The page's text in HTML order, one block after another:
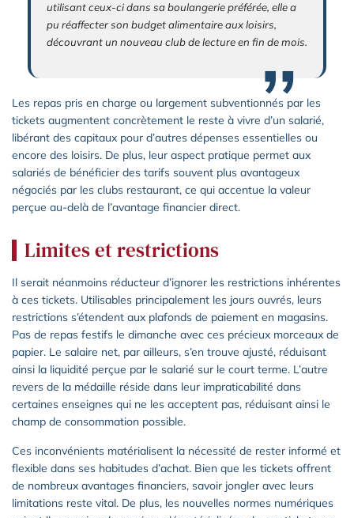
utilisant ceux-ci dans sa boulangerie préférée, elle a
pu réaffecter son budget alimentaire aux loisirs,
découvrant un nouveau club de lecture en fin de mois.
Les repas pris en charge ou largement subventionnés par les
tickets augmentent concrètement le reste à vivre d’un salarié,
libérant des capitaux pour d’autres dépenses essentielles ou
encore des loisirs. De plus, leur aspect pratique permet aux
salariés de bénéficier des tarifs souvent plus avantageux
négociés par les clubs restaurant, ce qui accentue la valeur
perçue au-delà de l’avantage financier direct.
Limites et restrictions
Il serait néanmoins réducteur d’ignorer les restrictions inhérentes
à ces tickets. Utilisables principalement les jours ouvrés, leurs
restrictions s’étendent aux plafonds de paiement en magasins.
Pas de repas festifs le dimanche avec ces précieux morceaux de
papier. Le salaire net, par ailleurs, s’en trouve ajusté, réduisant
ainsi la liquidité perçue par le salarié sur le court terme. L’autre
revers de la médaille réside dans leur impraticabilité dans
certaines enseignes qui ne les acceptent pas, réduisant ainsi le
champ de consommation possible.
Ces inconvénients matérialisent la nécessité de rester informé et
flexible dans ses habitudes d’achat. Bien que les tickets offrent
de nombreux avantages financiers, savoir jongler avec leurs
limitations reste vital. De plus, les nouvelles normes numériques